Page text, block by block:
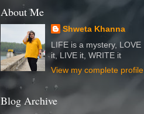
About Me
Shweta Khanna
LIFE is a mystery, LOVE
it, LIVE it, WRITE it
View my complete profile
Blog Archive